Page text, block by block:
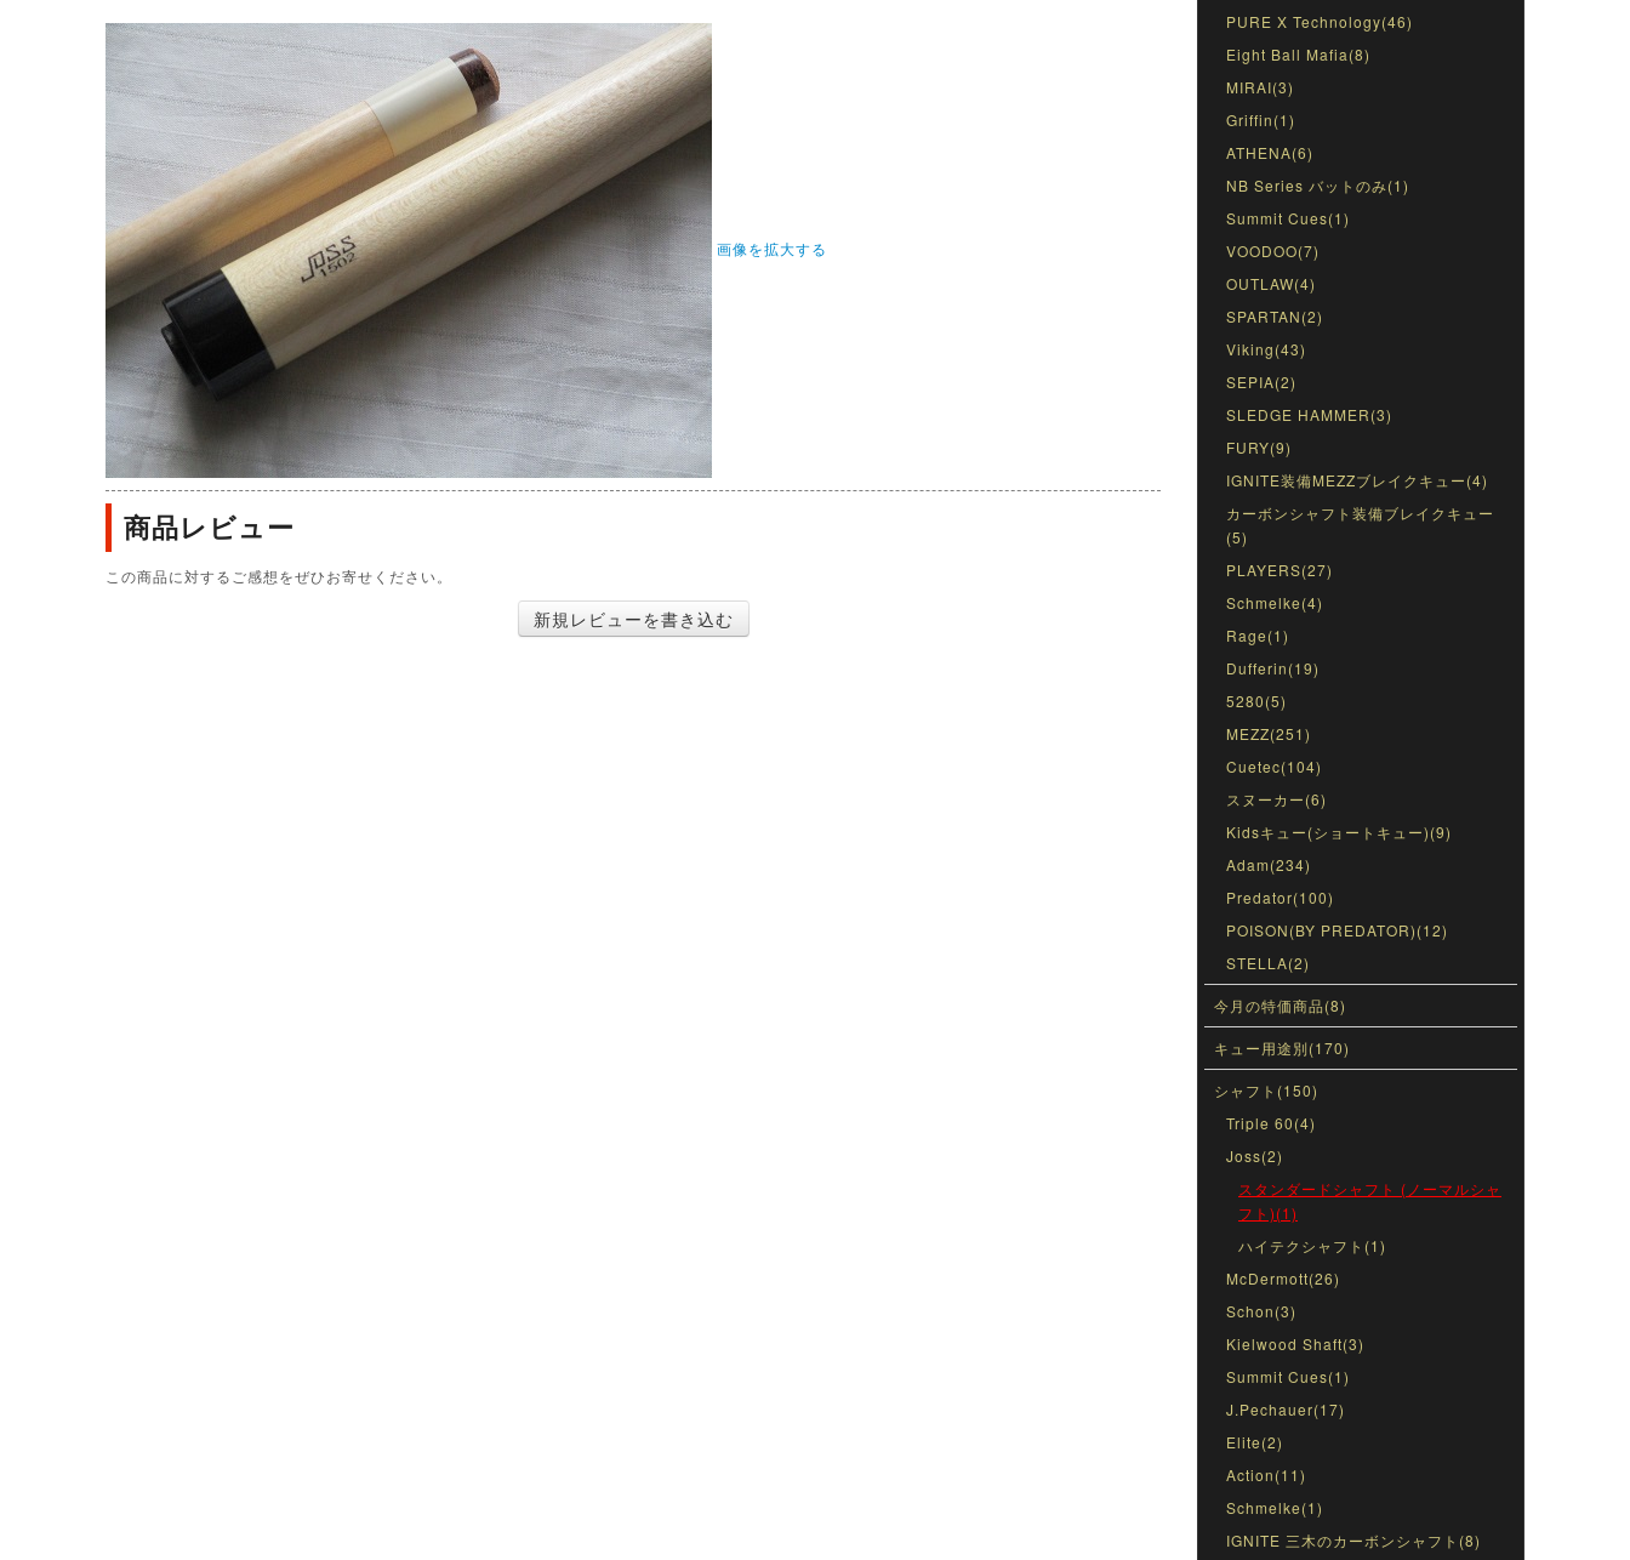
画像を拡大する
商品レビュー
この商品に対するご感想をぜひお寄せください。
新規レビューを書き込む
PURE X Technology(46)
Eight Ball Mafia(8)
MIRAI(3)
Griffin(1)
ATHENA(6)
NB Series バットのみ(1)
Summit Cues(1)
VOODOO(7)
OUTLAW(4)
SPARTAN(2)
Viking(43)
SEPIA(2)
SLEDGE HAMMER(3)
FURY(9)
IGNITE装備MEZZブレイクキュー(4)
カーボンシャフト装備ブレイクキュー
(5)
PLAYERS(27)
Schmelke(4)
Rage(1)
Dufferin(19)
5280(5)
MEZZ(251)
Cuetec(104)
スヌーカー(6)
Kidsキュー(ショートキュー)(9)
Adam(234)
Predator(100)
POISON(BY PREDATOR)(12)
STELLA(2)
今月の特価商品(8)
キュー用途別(170)
シャフト(150)
Triple 60(4)
Joss(2)
スタンダードシャフト (ノーマルシャ
フト)(1)
ハイテクシャフト(1)
McDermott(26)
Schon(3)
Kielwood Shaft(3)
Summit Cues(1)
J.Pechauer(17)
Elite(2)
Action(11)
Schmelke(1)
IGNITE 三木のカーボンシャフト(8)